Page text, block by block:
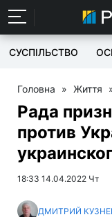
СУСПІЛЬСТВО
Головна » Життя
Рада
против
18:33 14.04.2022 Чт
ДМИТРИЙ